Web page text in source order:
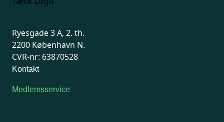
Ryesgade 3 A, 2. th.
2200 København N.
CVR-nr: 63870528
Kontakt
Medlemsservice